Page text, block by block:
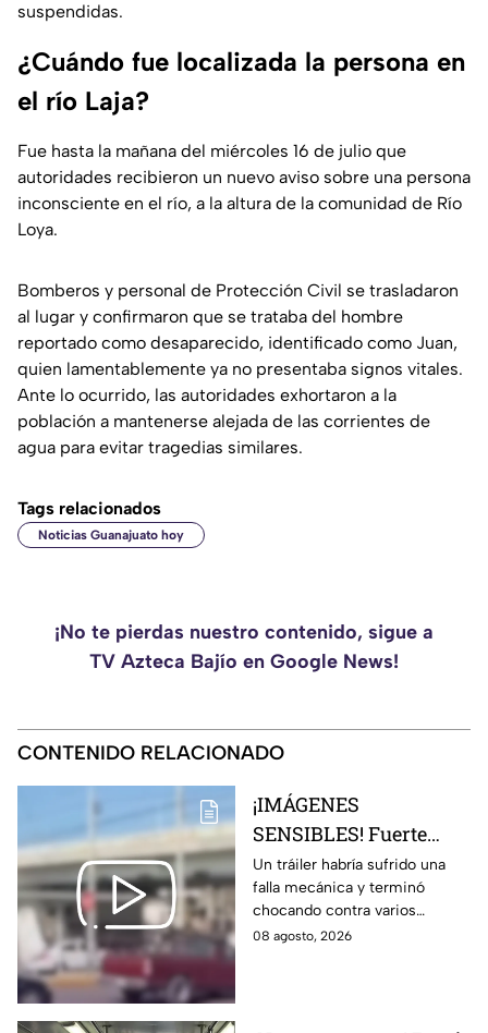
suspendidas.
¿Cuándo fue localizada la persona en
el río Laja?
Fue hasta la mañana del miércoles 16 de julio que
autoridades recibieron un nuevo aviso sobre una persona
inconsciente en el río, a la altura de la comunidad de Río
Loya.
Bomberos y personal de Protección Civil se trasladaron
al lugar y confirmaron que se trataba del hombre
reportado como desaparecido, identificado como Juan,
quien lamentablemente ya no presentaba signos vitales.
Ante lo ocurrido, las autoridades exhortaron a la
población a mantenerse alejada de las corrientes de
agua para evitar tragedias similares.
Tags relacionados
Noticias Guanajuato hoy
¡No te pierdas nuestro contenido, sigue a
TV Azteca Bajío en Google News!
CONTENIDO RELACIONADO
¡IMÁGENES
SENSIBLES! Fuerte
choque de tráiler deja
una brut4l carambola
en Aguascalientes
Un tráiler habría sufrido una
falla mecánica y terminó
chocando contra varios
vehículos.
08 agosto, 2026